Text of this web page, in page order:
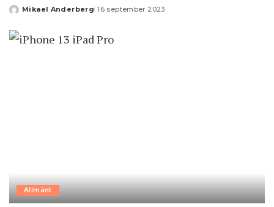
Posted
Mikael Anderberg 16 september 2023
Allmänt